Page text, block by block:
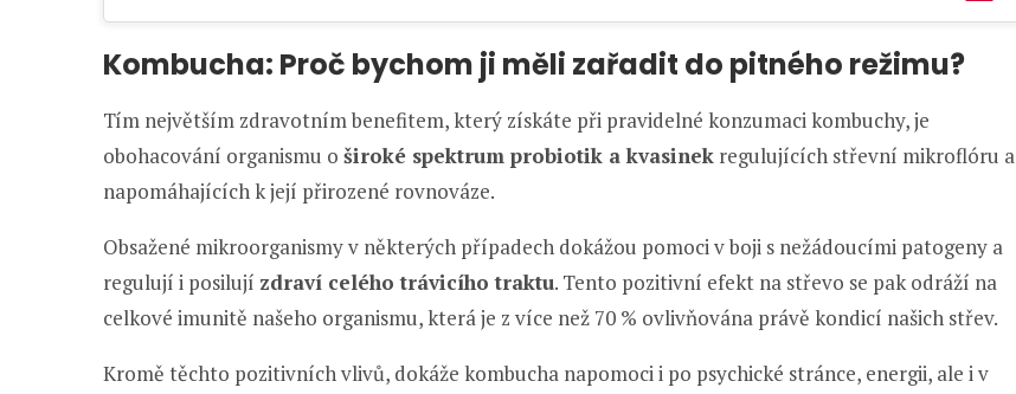
Kombucha: Proč bychom ji měli zařadit do pitného režimu?
Tím největším zdravotním benefitem, který získáte při pravidelné konzumaci kombuchy, je
obohacování organismu o široké spektrum probiotik a kvasinek regulujících střevní mikroflóru a
napomáhajících k její přirozené rovnováze.
Obsažené mikroorganismy v některých případech dokážou pomoci v boji s nežádoucími patogeny a
regulují i posilují zdraví celého trávicího traktu. Tento pozitivní efekt na střevo se pak odráží na
celkové imunitě našeho organismu, která je z více než 70 % ovlivňována právě kondicí našich střev.
Kromě těchto pozitivních vlivů, dokáže kombucha napomoci i po psychické stránce, energii, ale i v